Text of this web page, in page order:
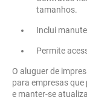
tamanhos.
Inclui
Permite
O aluguer de
para empresas
e manter-se